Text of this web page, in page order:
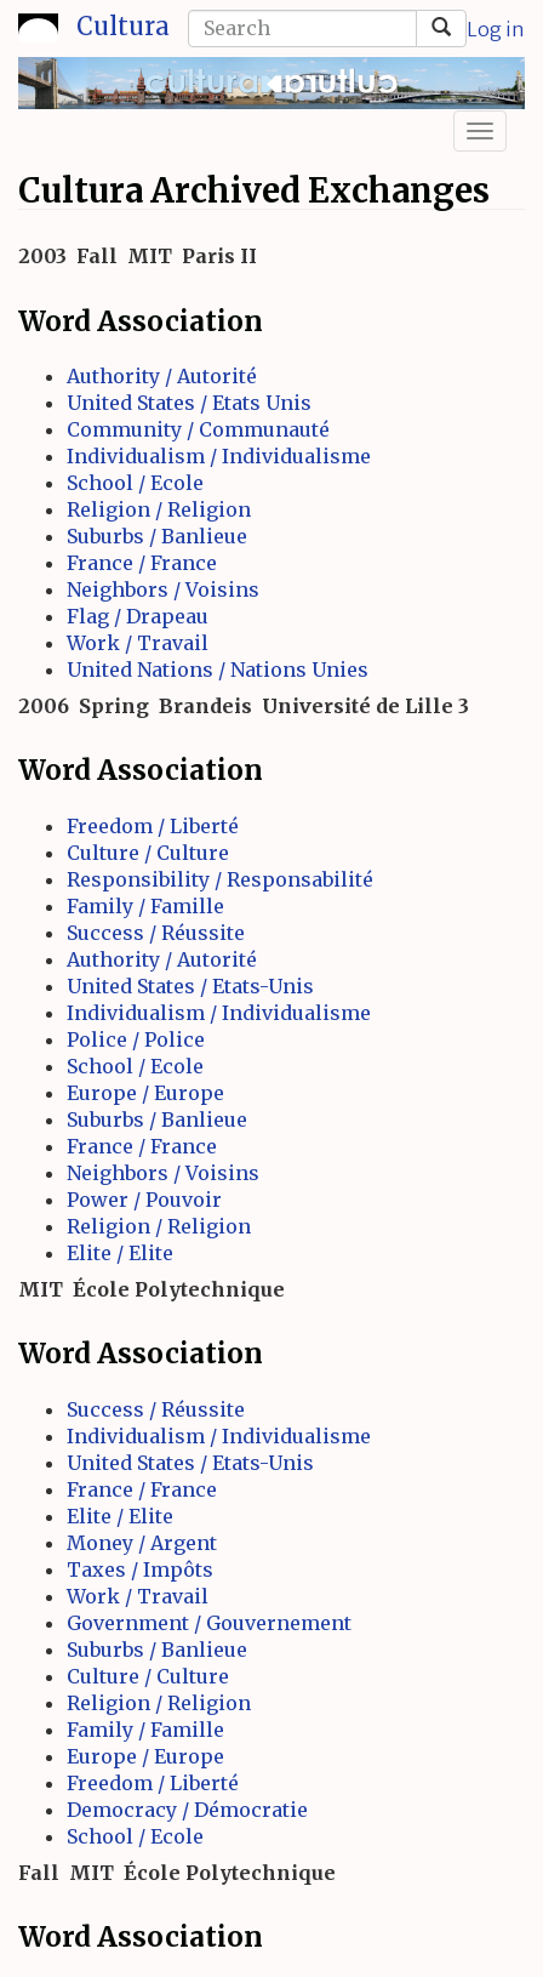
Skip
to
main
content
Cultura Log in
Search
form
Search
Cultura Archived Exchanges
2003 Fall MIT Paris II
Word Association
Authority / Autorité
United States / Etats Unis
Community / Communauté
Individualism / Individualisme
School / Ecole
Religion / Religion
Suburbs / Banlieue
France / France
Neighbors / Voisins
Flag / Drapeau
Work / Travail
United Nations / Nations Unies
2006 Spring Brandeis Université de Lille 3
Word Association
Freedom / Liberté
Culture / Culture
Responsibility / Responsabilité
Family / Famille
Success / Réussite
Authority / Autorité
United States / Etats-Unis
Individualism / Individualisme
Police / Police
School / Ecole
Europe / Europe
Suburbs / Banlieue
France / France
Neighbors / Voisins
Power / Pouvoir
Religion / Religion
Elite / Elite
MIT École Polytechnique
Word Association
Success / Réussite
Individualism / Individualisme
United States / Etats-Unis
France / France
Elite / Elite
Money / Argent
Taxes / Impôts
Work / Travail
Government / Gouvernement
Suburbs / Banlieue
Culture / Culture
Religion / Religion
Family / Famille
Europe / Europe
Freedom / Liberté
Democracy / Démocratie
School / Ecole
Fall MIT École Polytechnique
Word Association